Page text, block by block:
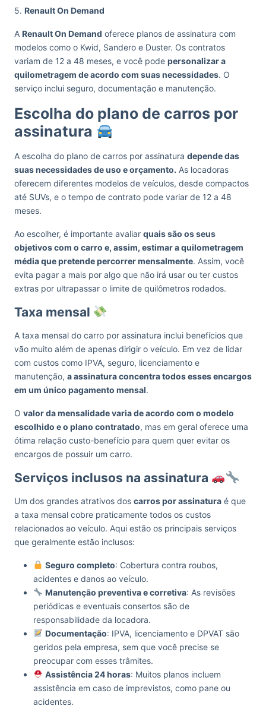
5. Renault On Demand
A Renault On Demand oferece planos de assinatura com
modelos como o Kwid, Sandero e Duster. Os contratos
variam de 12 a 48 meses, e você pode personalizar a
quilometragem de acordo com suas necessidades. O
serviço inclui seguro, documentação e manutenção.
Escolha do plano de carros por
assinatura
A escolha do plano de carros por assinatura depende das
suas necessidades de uso e orçamento. As locadoras
oferecem diferentes modelos de veículos, desde compactos
até SUVs, e o tempo de contrato pode variar de 12 a 48
meses.
Ao escolher, é importante avaliar quais são os seus
objetivos com o carro e, assim, estimar a quilometragem
média que pretende percorrer mensalmente. Assim, você
evita pagar a mais por algo que não irá usar ou ter custos
extras por ultrapassar o limite de quilômetros rodados.
Taxa mensal
A taxa mensal do carro por assinatura inclui benefícios que
vão muito além de apenas dirigir o veículo. Em vez de lidar
com custos como IPVA, seguro, licenciamento e
manutenção, a assinatura concentra todos esses encargos
em um único pagamento mensal.
O valor da mensalidade varia de acordo com o modelo
escolhido e o plano contratado, mas em geral oferece uma
ótima relação custo-benefício para quem quer evitar os
encargos de possuir um carro.
Serviços inclusos na assinatura
Um dos grandes atrativos dos carros por assinatura é que
a taxa mensal cobre praticamente todos os custos
relacionados ao veículo. Aqui estão os principais serviços
que geralmente estão inclusos:
Seguro completo: Cobertura contra roubos,
acidentes e danos ao veículo.
Manutenção preventiva e corretiva: As revisões
periódicas e eventuais consertos são de
responsabilidade da locadora.
Documentação: IPVA, licenciamento e DPVAT são
geridos pela empresa, sem que você precise se
preocupar com esses trâmites.
Assistência 24 horas: Muitos planos incluem
assistência em caso de imprevistos, como pane ou
acidentes.